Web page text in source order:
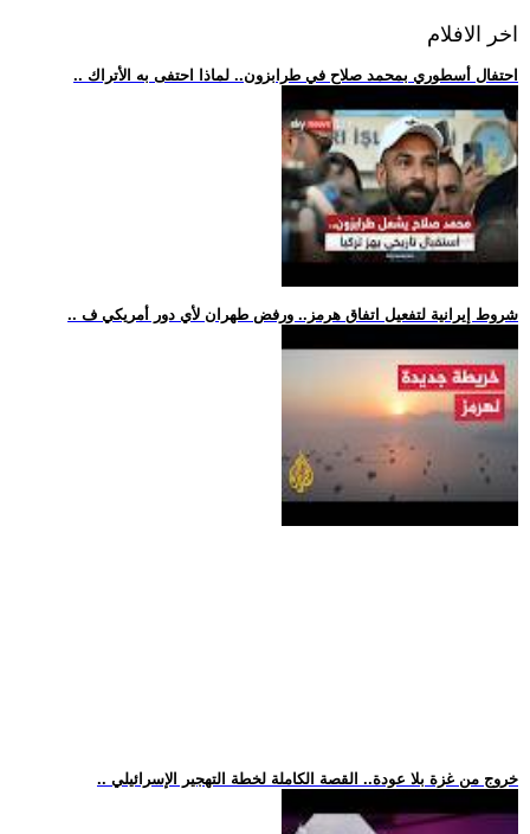
اخر الافلام
.. احتفال أسطوري بمحمد صلاح في طرابزون.. لماذا احتفى به الأتراك
.. شروط إيرانية لتفعيل اتفاق هرمز.. ورفض طهران لأي دور أمريكي ف
.. خروج من غزة بلا عودة.. القصة الكاملة لخطة التهجير الإسرائيلي